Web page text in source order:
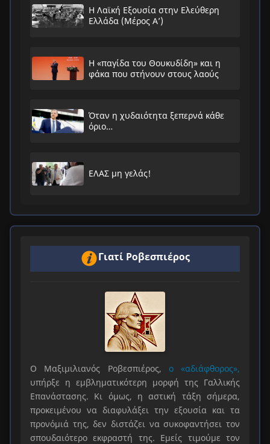
Η Λαϊκή Εξουσία στην Ελεύθερη
Ελλάδα (Μέρος Α’)
Η «παγίδα του Θουκυδίδη» και η
φάκα που στήνουν στους λαούς
Όταν η χυδαιότητα ξεπερνά κάθε
όριο…
ΕΛΑΣ μη γελάς!
Γιατί Ροβεσπιέρος
Ο Μαξιμιλιανός Ροβεσπιέρος, ο «αδιάφθορος»,
υπήρξε η εμβληματικότερη μορφή της Γαλλικής
Επανάστασης. Κι όμως, η αστική τάξη σήμερα,
προκειμένου να διαφυλάξει την εξουσία και τα
προνόμιά της, δεν διστάζει να συκοφαντήσει τον
σπουδαιότερο εκφραστή της. Εμείς τιμούμε τον